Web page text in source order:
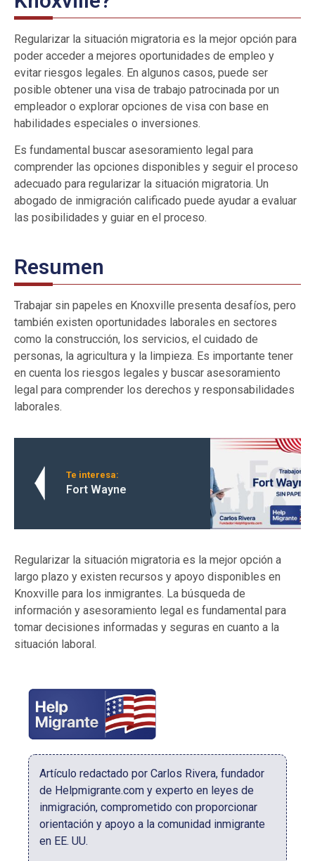
Regularizar la situación migratoria es la mejor opción para
poder acceder a mejores oportunidades de empleo y
evitar riesgos legales. En algunos casos, puede ser
posible obtener una visa de trabajo patrocinada por un
empleador o explorar opciones de visa con base en
habilidades especiales o inversiones.
Es fundamental buscar asesoramiento legal para
comprender las opciones disponibles y seguir el proceso
adecuado para regularizar la situación migratoria. Un
abogado de inmigración calificado puede ayudar a evaluar
las posibilidades y guiar en el proceso.
Resumen
Trabajar sin papeles en Knoxville presenta desafíos, pero
también existen oportunidades laborales en sectores
como la construcción, los servicios, el cuidado de
personas, la agricultura y la limpieza. Es importante tener
en cuenta los riesgos legales y buscar asesoramiento
legal para comprender los derechos y responsabilidades
laborales.
Te interesa:
Fort Wayne
Regularizar la situación migratoria es la mejor opción a
largo plazo y existen recursos y apoyo disponibles en
Knoxville para los inmigrantes. La búsqueda de
información y asesoramiento legal es fundamental para
tomar decisiones informadas y seguras en cuanto a la
situación laboral.
Artículo redactado por Carlos Rivera, fundador
de Helpmigrante.com y experto en leyes de
inmigración, comprometido con proporcionar
orientación y apoyo a la comunidad inmigrante
en EE. UU.